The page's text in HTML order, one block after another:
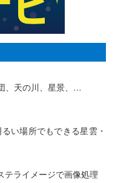
、天の川、星景、…
い場所でもできる星雲・
テライメージで画像処理